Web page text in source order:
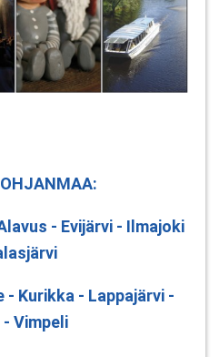
- Evijärvi - Ilmajoki
- Kurikka - Lappajärvi -
- Vimpeli